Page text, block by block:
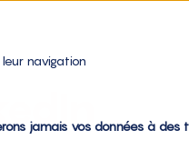
navigation
jamais vos données à